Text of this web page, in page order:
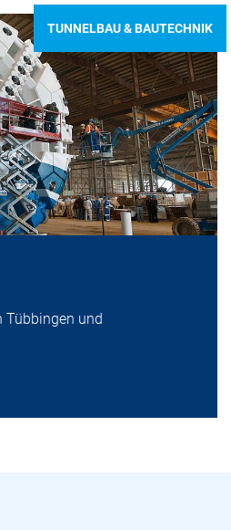
TUNNELBAU & BAUTECHNIK
Tübbingen und